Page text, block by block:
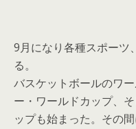
9月になり各種スポーツ
る。
バスケットボールのワ
ー・ワールドカップ、
ップも始まった。その